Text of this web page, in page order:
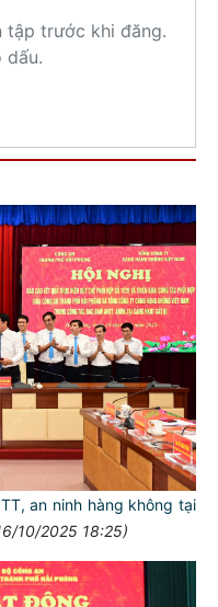
tập trước khi đăng.
dấu.
an ninh hàng không tại
10/2025 18:25)